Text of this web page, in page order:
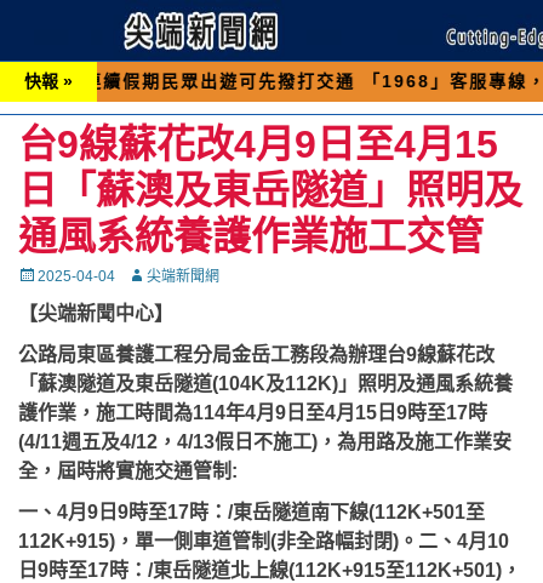
快報 »
期民眾出遊可先撥打交通 「1968」客服專線，以避免
台9線蘇花改4月9日至4月15
日「蘇澳及東岳隧道」照明及
通風系統養護作業施工交管
Posted
2025-04-04 Autor尖端新聞網
【尖端新聞中心】
公路局東區養護工程分局金岳工務段為辦理台9線蘇花改
「蘇澳隧道及東岳隧道(104K及112K)」照明及通風系統養
護作業，施工時間為114年4月9日至4月15日9時至17時
(4/11週五及4/12，4/13假日不施工)，為用路及施工作業安
全，屆時將實施交通管制:
一、4月9日9時至17時：/東岳隧道南下線(112K+501至
112K+915)，單一側車道管制(非全路幅封閉)。 二、4月10
日9時至17時：/東岳隧道北上線(112K+915至112K+501)，